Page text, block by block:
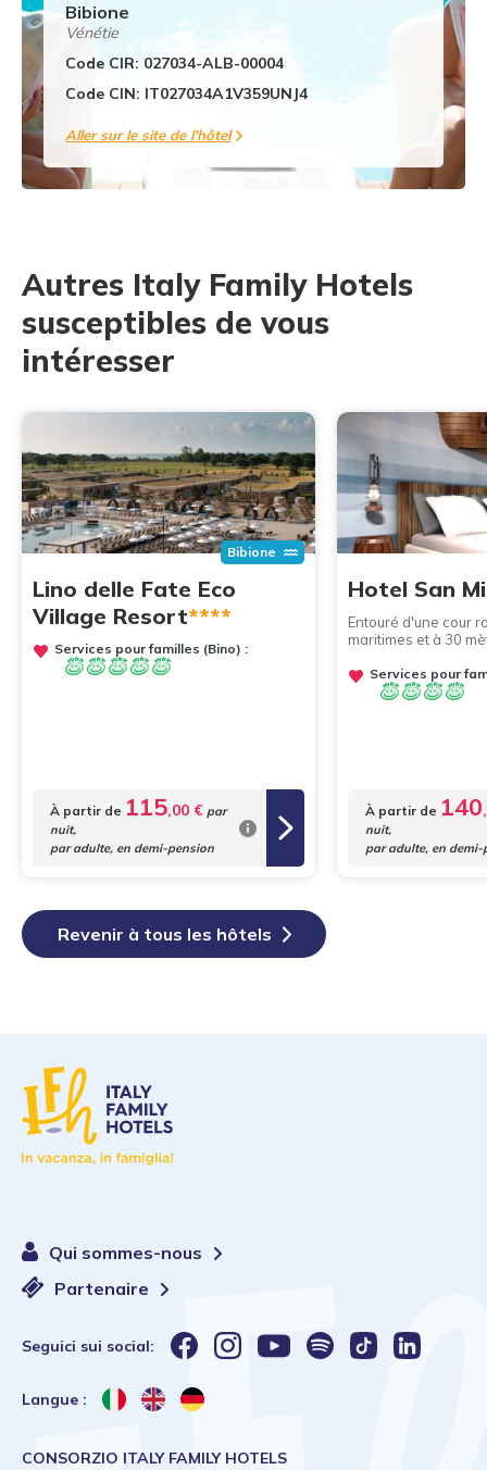
Bibione
Vénétie
Code CIR: 027034-ALB-00004
Code CIN: IT027034A1V359UNJ4
Aller sur le site de l'hôtel
Autres Italy Family Hotels
susceptibles de vous
intéresser
Bibione
Lino delle Fate Eco
Village Resort****
Services pour familles (Bino) :
À partir de 115,00 € par
nuit,
par adulte, en demi-pension
Hotel San
Entouré d'une cour
maritimes et à 30
Services pour
À partir de 140
nuit,
par adulte, en demi-
Revenir à tous les hôtels
Qui sommes-nous
Partenaire
Seguici sui social:
Langue :
CONSORZIO ITALY FAMILY HOTELS